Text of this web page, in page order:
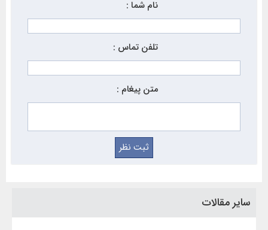
نام شما :
تلفن تماس :
متن پیغام :
سایر مقالات